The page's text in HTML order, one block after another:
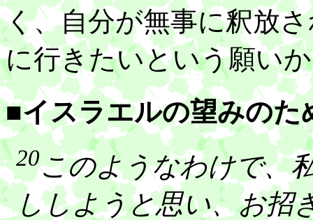
く、自分が無事に釈放
に行きたいという願い
■イスラエルの望みのた
20このようなわけで、
ししようと思い、お招